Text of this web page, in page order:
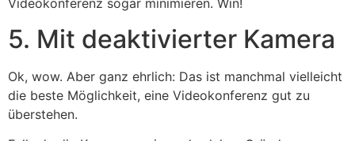
Videokonferenz sogar minimieren. Win!
5. Mit deaktivierter Kamera
Ok, wow. Aber ganz ehrlich: Das ist manchmal vielleicht
die beste Möglichkeit, eine Videokonferenz gut zu
überstehen.